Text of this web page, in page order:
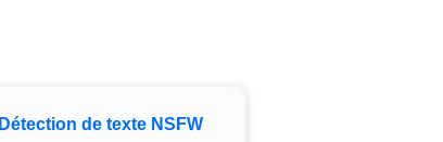
Détection de texte NSFW